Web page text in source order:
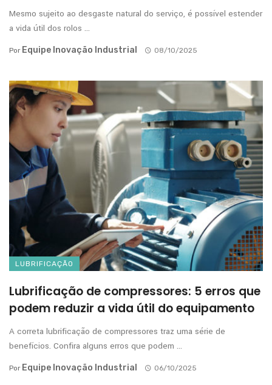
Mesmo sujeito ao desgaste natural do serviço, é possível estender
a vida útil dos rolos ...
Por Equipe Inovação Industrial 08/10/2025
LUBRIFICAÇÃO
Lubrificação de compressores: 5 erros que
podem reduzir a vida útil do equipamento
A correta lubrificação de compressores traz uma série de
benefícios. Confira alguns erros que podem ...
Por Equipe Inovação Industrial 06/10/2025